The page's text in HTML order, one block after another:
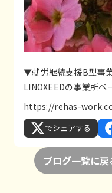
▼就労継続支援B型事
LINOXEEDの事業所ペ
https://rehas-
でシェアする
ブログ一覧に戻